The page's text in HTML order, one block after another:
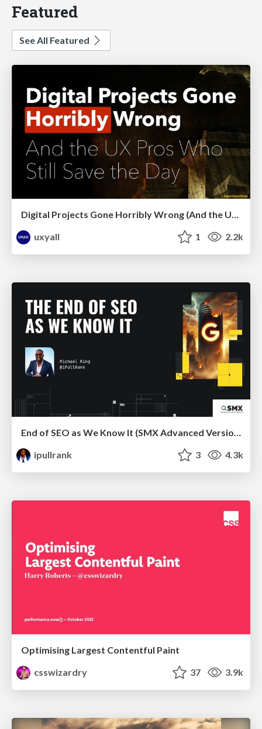
Featured
See All Featured
Digital Projects Gone Horribly Wrong (And the UX Pros Who Still Save the Day) - Dean Schuster
uxyall
1 2.2k
End of SEO as We Know It (SMX Advanced Version)
ipullrank
3 4.3k
Optimising Largest Contentful Paint
csswizardry
37 3.9k